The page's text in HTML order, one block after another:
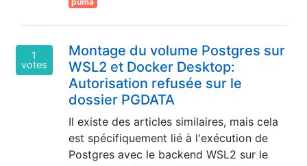
1
votes
Montage du volume Postgres sur
WSL2 et Docker Desktop:
Autorisation refusée sur le
dossier PGDATA
Il existe des articles similaires, mais cela
est spécifiquement lié à l'exécution de
Postgres avec le backend WSL2 sur le